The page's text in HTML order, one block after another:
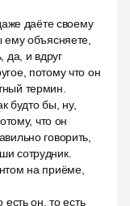
даёте своему
ему объясняете,
да, и вдруг
потому что он
термин.
будто бы, ну,
что он
говорить,
сотрудник.
на приёме,
он, то есть